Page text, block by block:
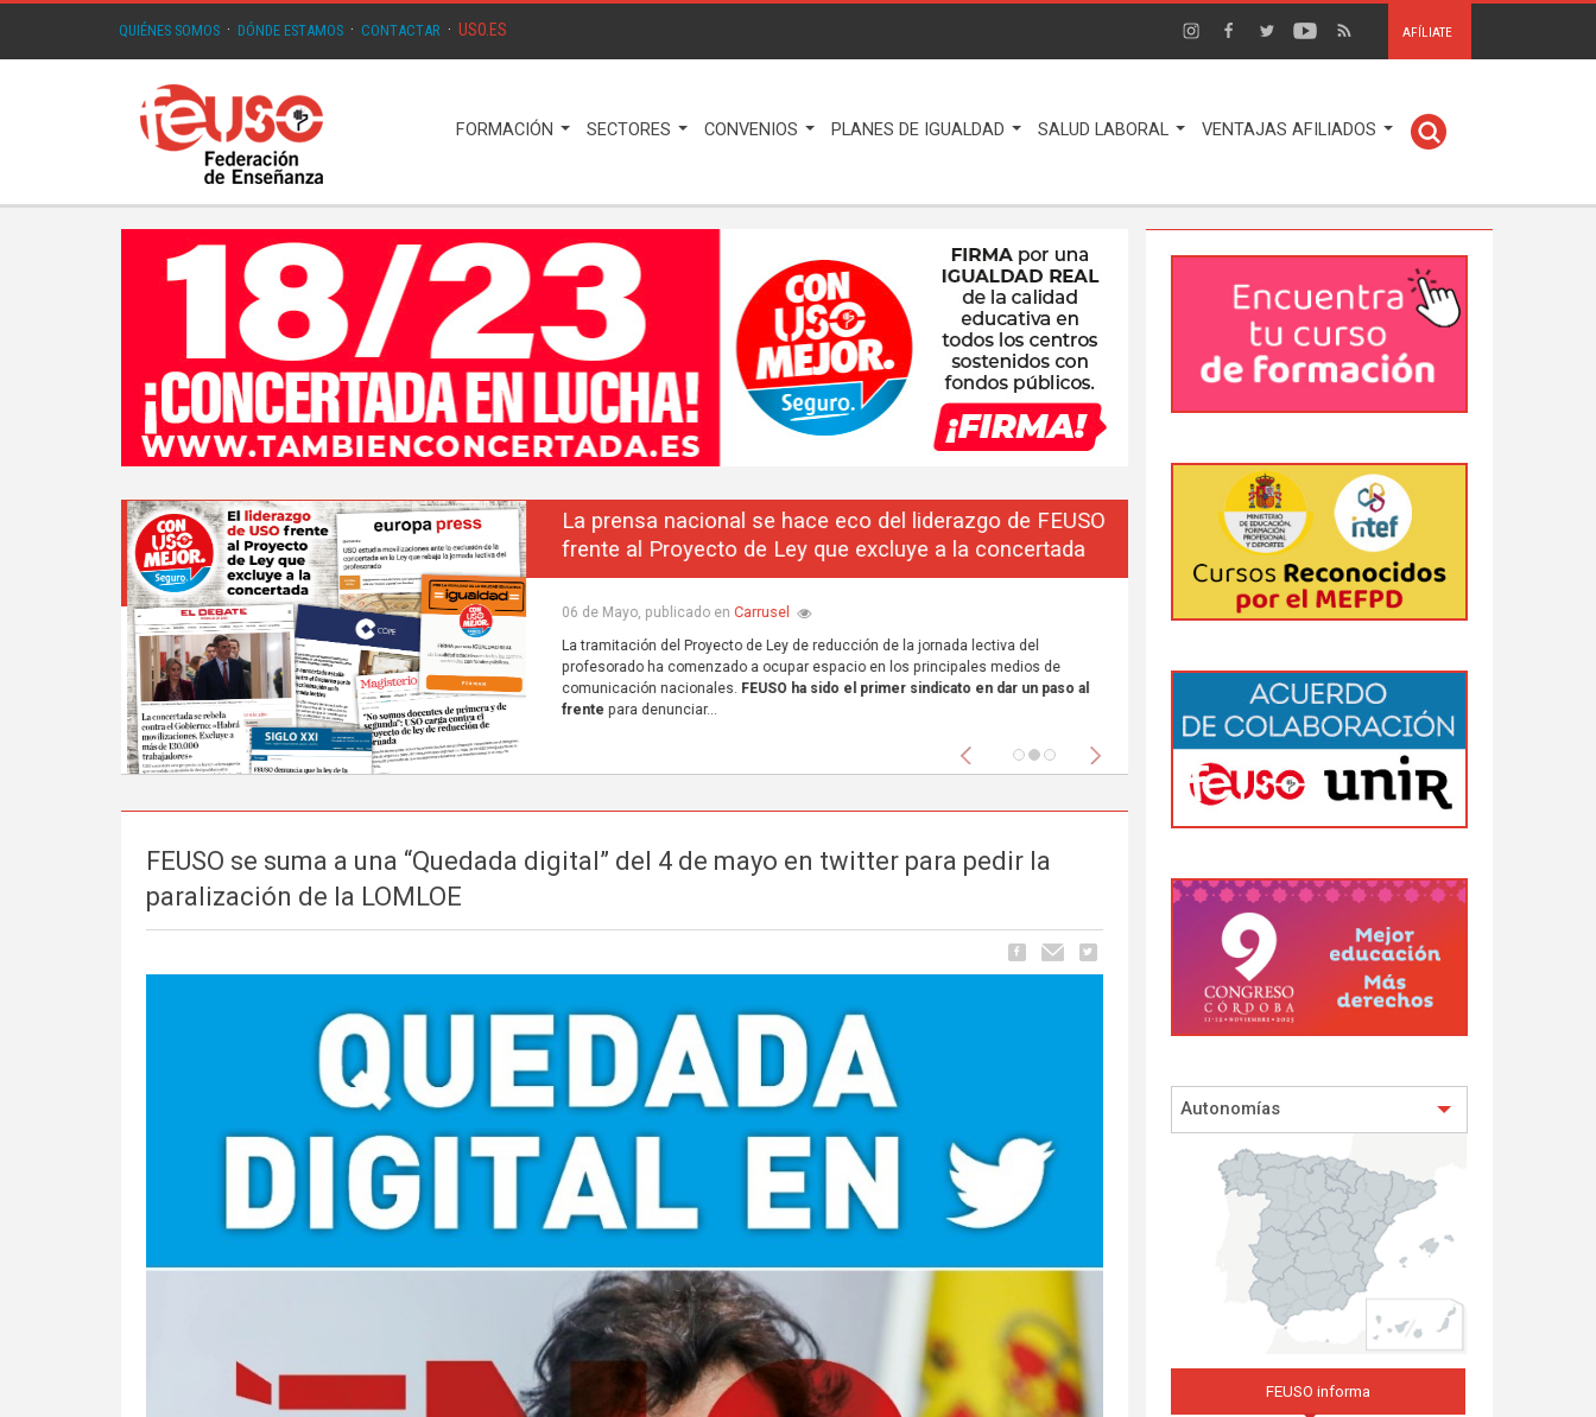
QUIÉNES SOMOS · DÓNDE ESTAMOS · CONTACTAR · USO.ES AFÍLIATE
FORMACIÓN SECTORES CONVENIOS PLANES DE IGUALDAD SALUD LABORAL VENTAJAS AFILIADOS
La prensa nacional se hace eco del liderazgo de FEUSO
frente al Proyecto de Ley que excluye a la concertada
06 de Mayo, publicado enCarrusel
La tramitación del Proyecto de Ley de reducción de la jornada lectiva del
profesorado ha comenzado a ocupar espacio en los principales medios de
comunicación nacionales.FEUSO ha sido el primer sindicato en dar un paso al
frentepara denunciar...
Anterior Siguiente
FEUSO se suma a una “Quedada digital” del 4 de mayo en twitter para pedir la
paralización de la LOMLOE
Autonomías
FEUSO informa